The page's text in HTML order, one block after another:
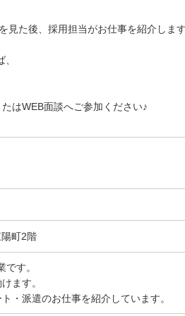
見た後、採用担当がお仕事を紹介しま
はWEB面談へご参加ください♪
町2階
す。
ます。
・派遣のお仕事を紹介しています。